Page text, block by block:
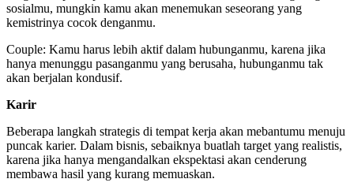
sosialmu, mungkin kamu akan menemukan seseorang yang
kemistrinya cocok denganmu.
Couple: Kamu harus lebih aktif dalam hubunganmu, karena jika
hanya menunggu pasanganmu yang berusaha, hubunganmu tak
akan berjalan kondusif.
Karir
Beberapa langkah strategis di tempat kerja akan mebantumu menuju
puncak karier. Dalam bisnis, sebaiknya buatlah target yang realistis,
karena jika hanya mengandalkan ekspektasi akan cenderung
membawa hasil yang kurang memuaskan.